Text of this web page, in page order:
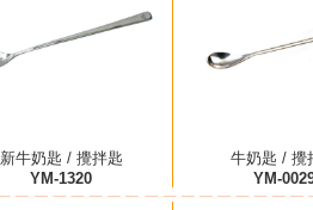
新牛奶匙 / 攪拌匙
YM-1320
牛奶匙 / 攪
YM-